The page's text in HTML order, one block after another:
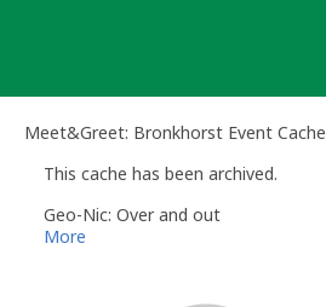
Meet&Greet: Bronkhorst Event Cache
This cache has been archived.
Geo-Nic: Over and out
More